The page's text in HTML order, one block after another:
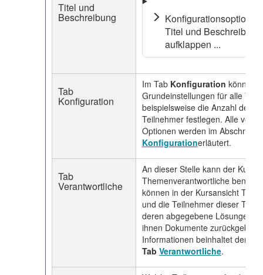
Titel und
Beschreibung
Titel und Beschreibung
aufklappen ...
Tab
Konfiguration
Im Tab Konfiguration können
Grundeinstellungen für alle
beispielsweise die Anzahl der
Teilnehmer festlegen. Alle
Optionen werden im Abschnitt
Konfigurationerläutert.
Tab
Verantwortliche
An dieser Stelle kann der
Themenverantwortliche
können in der Kursansicht
und die Teilnehmer dieser
deren abgegebene Lösungen
ihnen Dokumente zurückgeben.
Informationen beinhaltet der
Tab Verantwortliche.